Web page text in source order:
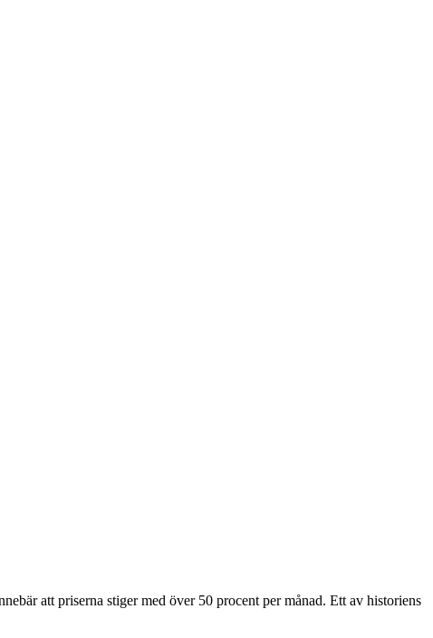
att priserna stiger med över 50 procent per månad. Ett av historiens